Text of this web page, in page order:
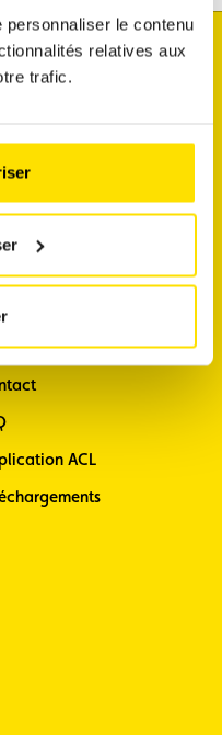
le contenu
relatives aux
trafic.
ACL